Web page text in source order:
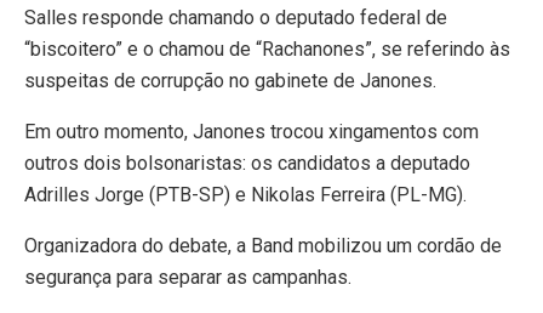
Salles responde chamando o deputado federal de
“biscoitero” e o chamou de “Rachanones”, se referindo às
suspeitas de corrupção no gabinete de Janones.
Em outro momento, Janones trocou xingamentos com
outros dois bolsonaristas: os candidatos a deputado
Adrilles Jorge (PTB-SP) e Nikolas Ferreira (PL-MG).
Organizadora do debate, a Band mobilizou um cordão de
segurança para separar as campanhas.